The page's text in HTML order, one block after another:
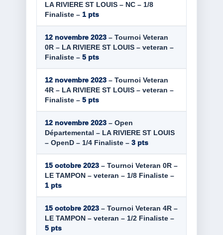
LA RIVIERE ST LOUIS – NC – 1/8
Finaliste – 1 pts
12 novembre 2023 – Tournoi Veteran
0R – LA RIVIERE ST LOUIS – veteran –
Finaliste – 5 pts
12 novembre 2023 – Tournoi Veteran
4R – LA RIVIERE ST LOUIS – veteran –
Finaliste – 5 pts
12 novembre 2023 – Open
Départemental – LA RIVIERE ST LOUIS
– OpenD – 1/4 Finaliste – 3 pts
15 octobre 2023 – Tournoi Veteran 0R –
LE TAMPON – veteran – 1/8 Finaliste –
1 pts
15 octobre 2023 – Tournoi Veteran 4R –
LE TAMPON – veteran – 1/2 Finaliste –
5 pts